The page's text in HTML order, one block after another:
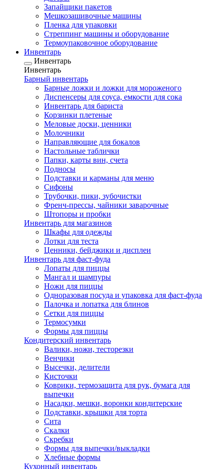
Запайщики пакетов
Мешкозашивочные машины
Пленка для упаковки
Стреппинг машины и оборудование
Термоупаковочное оборудование
Инвентарь
Инвентарь
Инвентарь
Барный инвентарь
Барные ложки и ложки для мороженого
Диспенсеры для соуса, емкости для сока
Инвентарь для бариста
Корзинки плетеные
Меловые доски, ценники
Молочники
Направляющие для бокалов
Настольные таблички
Папки, карты вин, счета
Подносы
Подставки и карманы для меню
Сифоны
Трубочки, пики, зубочистки
Френч-прессы, чайники заварочные
Штопоры и пробки
Инвентарь для магазинов
Шкафы для одежды
Лотки для теста
Ценники, бейджики и дисплеи
Инвентарь для фаст-фуда
Лопаты для пиццы
Мангал и шампуры
Ножи для пиццы
Одноразовая посуда и упаковка для фаст-фуда
Палочка и лопатка для блинов
Сетки для пиццы
Термосумки
Формы для пиццы
Кондитерский инвентарь
Валики, ножи, тесторезки
Венчики
Высечки, делители
Кисточки
Коврики, термозащита для рук, бумага для
выпечки
Насадки, мешки, воронки кондитерские
Подставки, крышки для торта
Сита
Скалки
Скребки
Формы для выпечки/выкладки
Хлебные формы
Кухонный инвентарь